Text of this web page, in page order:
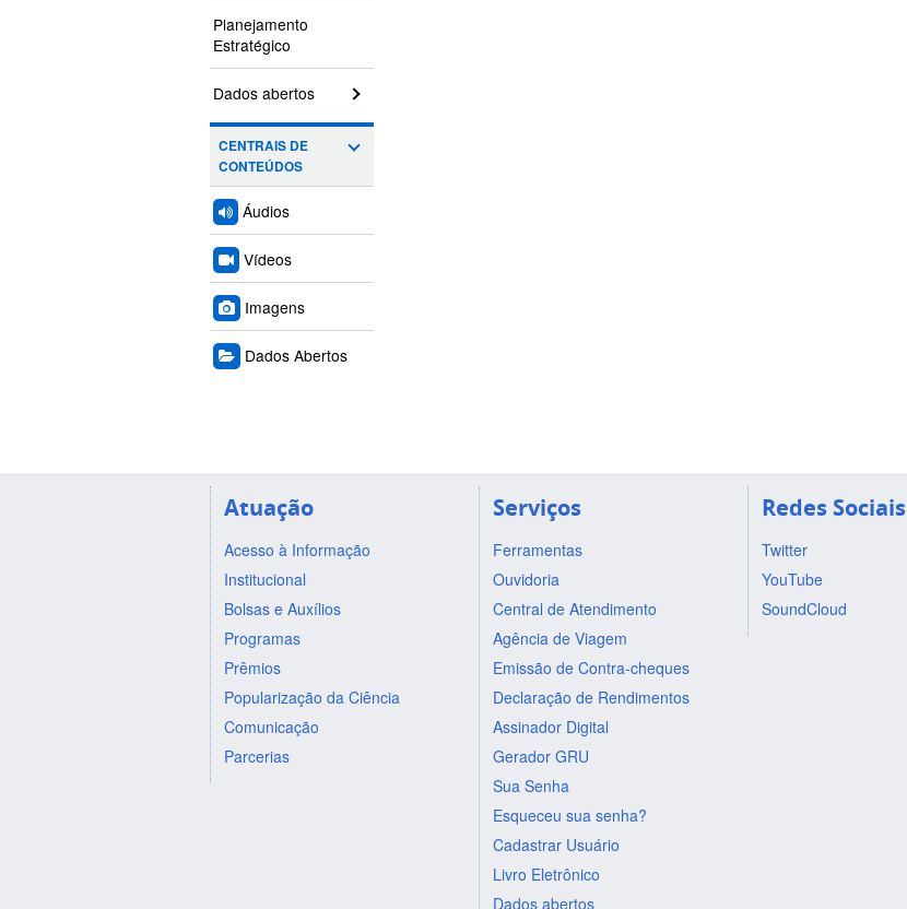
Planejamento
Estratégico
Dados abertos
CENTRAIS DE
CONTEÚDOS
Áudios
Vídeos
Imagens
Dados Abertos
Atuação
Acesso à Informação
Institucional
Bolsas e Auxílios
Programas
Prêmios
Popularização da Ciência
Comunicação
Parcerias
Serviços
Ferramentas
Ouvidoria
Central de Atendimento
Agência de Viagem
Emissão de Contra-cheques
Declaração de Rendimentos
Assinador Digital
Gerador GRU
Sua Senha
Esqueceu sua senha?
Cadastrar Usuário
Livro Eletrônico
Dados abertos
Redes Sociais
Twitter
YouTube
SoundCloud